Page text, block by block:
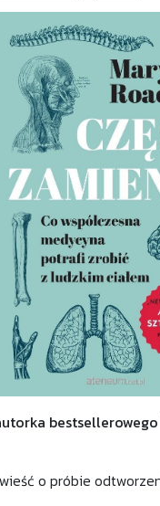
o próbie